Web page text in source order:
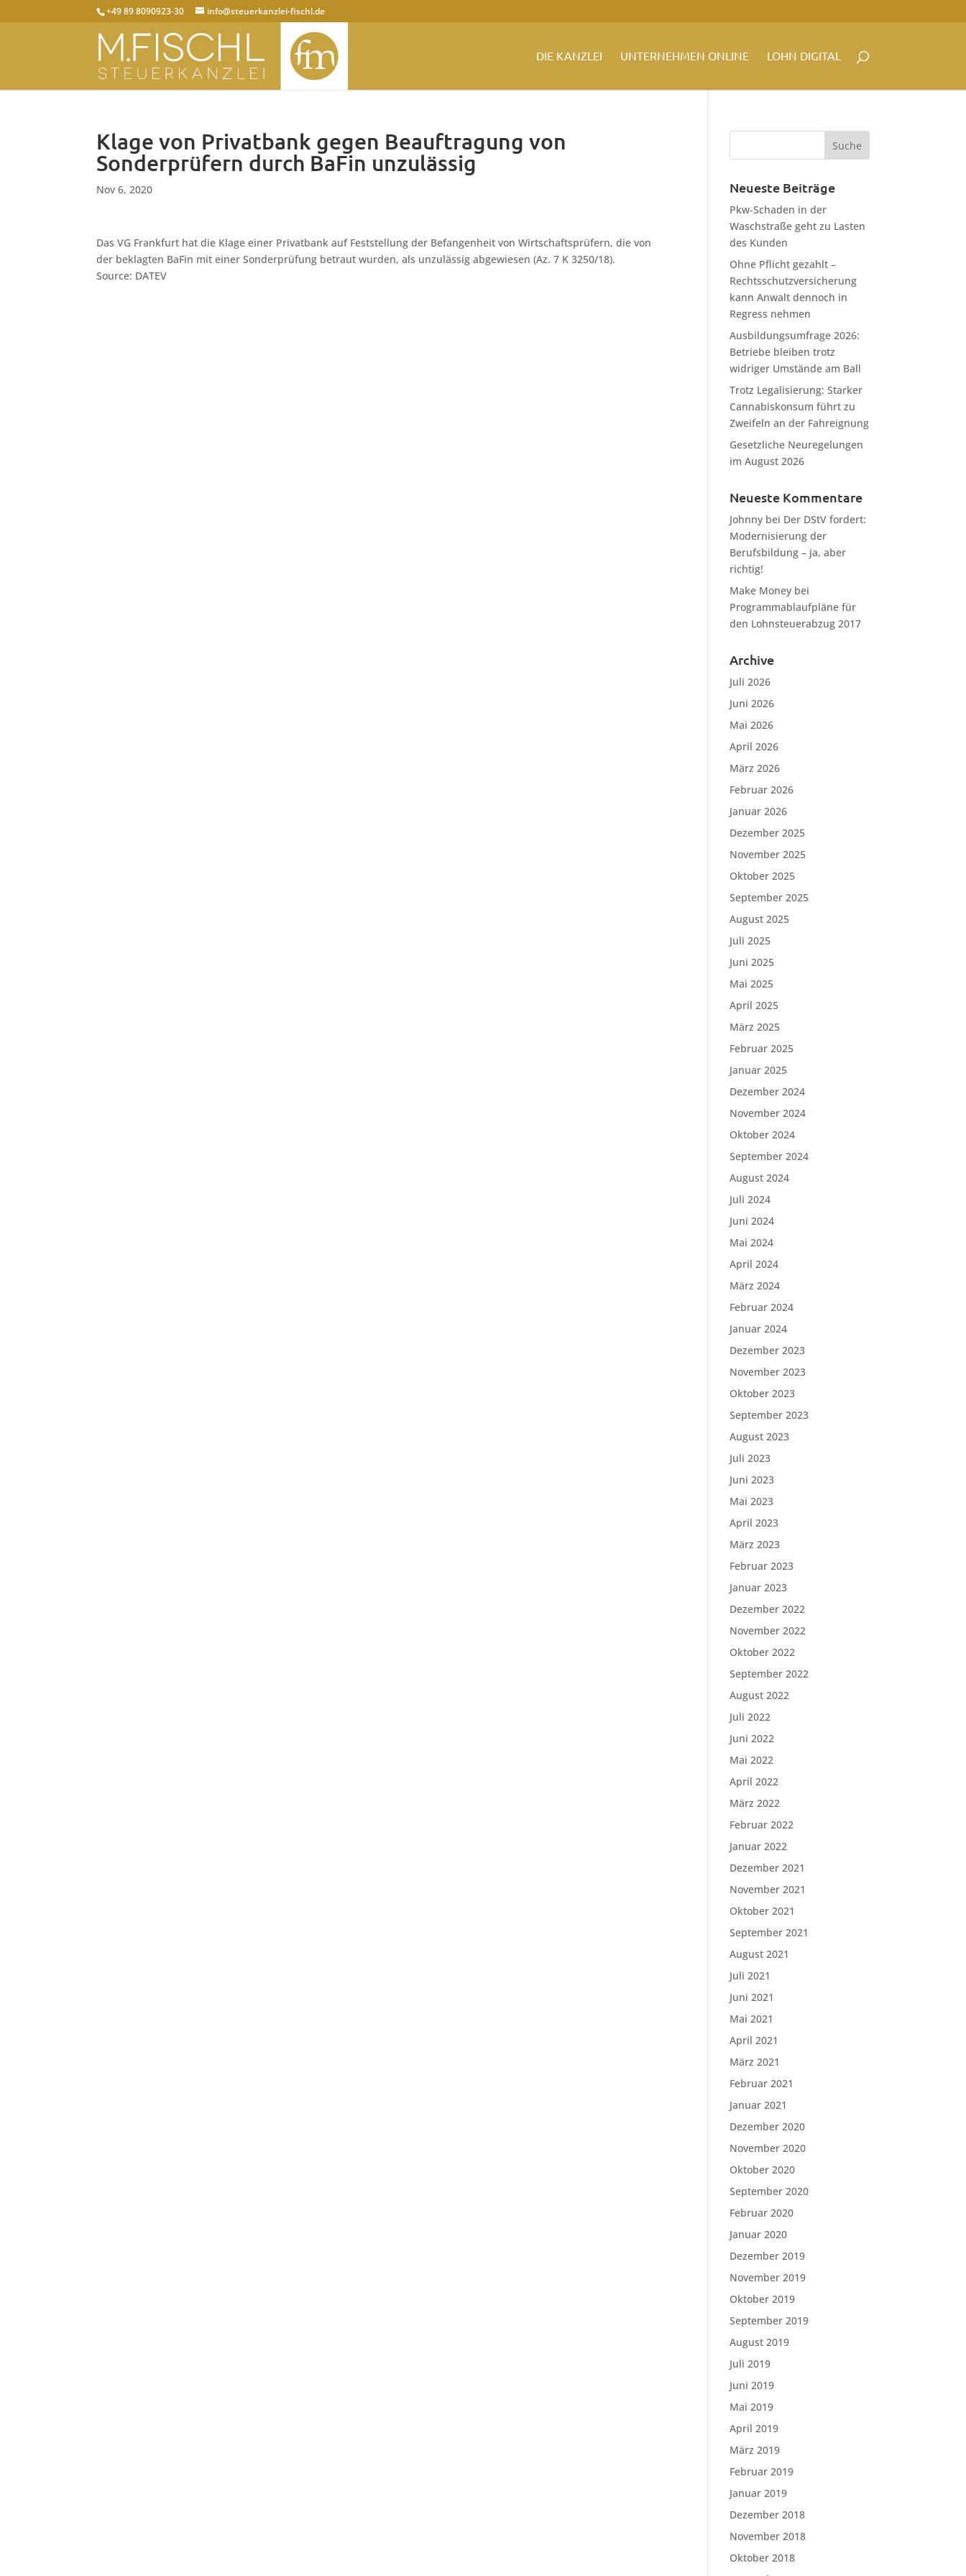
+49 89 8090923-30 info@steuerkanzlei-fischl.de
DIE KANZLEI UNTERNEHMEN ONLINE LOHN DIGITAL
Klage von Privatbank gegen Beauftragung von
Sonderprüfern durch BaFin unzulässig
Nov 6, 2020
Das VG Frankfurt hat die Klage einer Privatbank auf Feststellung der Befangenheit von Wirtschaftsprüfern, die von
der beklagten BaFin mit einer Sonderprüfung betraut wurden, als unzulässig abgewiesen (Az. 7 K 3250/18).
Source: DATEV
Neueste Beiträge
Pkw-Schaden in der
Waschstraße geht zu Lasten
des Kunden
Ohne Pflicht gezahlt –
Rechtsschutzversicherung
kann Anwalt dennoch in
Regress nehmen
Ausbildungsumfrage 2026:
Betriebe bleiben trotz
widriger Umstände am Ball
Trotz Legalisierung: Starker
Cannabiskonsum führt zu
Zweifeln an der Fahreignung
Gesetzliche Neuregelungen
im August 2026
Neueste Kommentare
Johnny bei Der DStV fordert:
Modernisierung der
Berufsbildung – ja, aber
richtig!
Make Money bei
Programmablaufpläne für
den Lohnsteuerabzug 2017
Archive
Juli 2026
Juni 2026
Mai 2026
April 2026
März 2026
Februar 2026
Januar 2026
Dezember 2025
November 2025
Oktober 2025
September 2025
August 2025
Juli 2025
Juni 2025
Mai 2025
April 2025
März 2025
Februar 2025
Januar 2025
Dezember 2024
November 2024
Oktober 2024
September 2024
August 2024
Juli 2024
Juni 2024
Mai 2024
April 2024
März 2024
Februar 2024
Januar 2024
Dezember 2023
November 2023
Oktober 2023
September 2023
August 2023
Juli 2023
Juni 2023
Mai 2023
April 2023
März 2023
Februar 2023
Januar 2023
Dezember 2022
November 2022
Oktober 2022
September 2022
August 2022
Juli 2022
Juni 2022
Mai 2022
April 2022
März 2022
Februar 2022
Januar 2022
Dezember 2021
November 2021
Oktober 2021
September 2021
August 2021
Juli 2021
Juni 2021
Mai 2021
April 2021
März 2021
Februar 2021
Januar 2021
Dezember 2020
November 2020
Oktober 2020
September 2020
Februar 2020
Januar 2020
Dezember 2019
November 2019
Oktober 2019
September 2019
August 2019
Juli 2019
Juni 2019
Mai 2019
April 2019
März 2019
Februar 2019
Januar 2019
Dezember 2018
November 2018
Oktober 2018